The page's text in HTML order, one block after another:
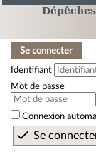
Dépêches
Se connecter
Identifiant
Mot de passe
Connexion